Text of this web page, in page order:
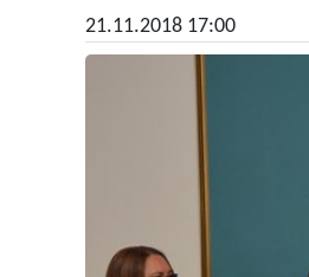
21.11.2018 17:00